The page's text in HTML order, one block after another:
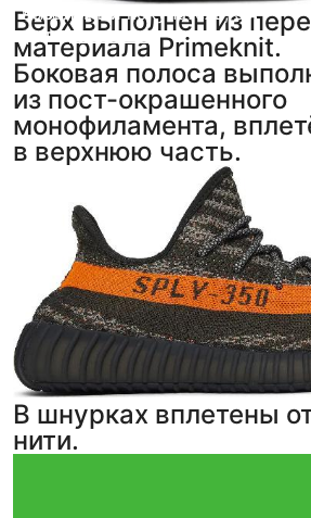
Верх выполнен из
материала Primeknit.
Анонимный покупатель , 5
фотоиз отзыва
вова , 5
фотоиз отзыва
Боковая полоса
из пост-окрашенного
монофиламента,
в верхнюю часть.
В шнурках вплетены
нити.